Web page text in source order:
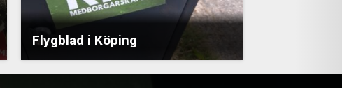
Flygblad i Köping